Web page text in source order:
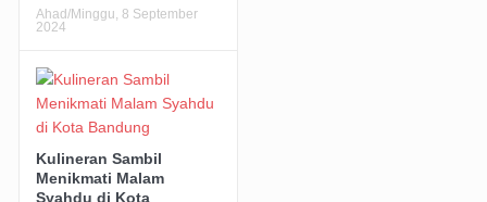
Ahad/Minggu, 8 September
2024
Kulineran Sambil
Menikmati Malam
Syahdu di Kota